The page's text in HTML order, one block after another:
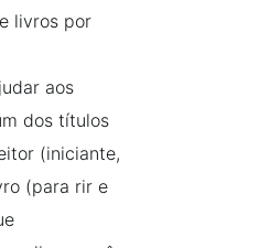
livros por
aos
dos títulos
(iniciante,
(para rir e